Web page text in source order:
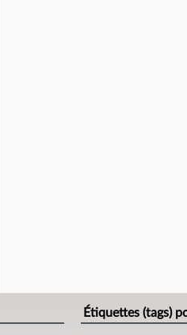
Étiquettes (tags)